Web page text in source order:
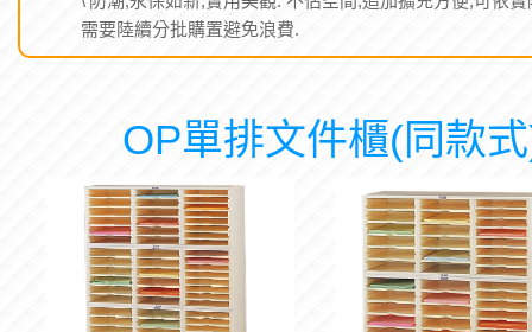
需要陸續分批購置避免浪費.
OP單排文件櫃(同款